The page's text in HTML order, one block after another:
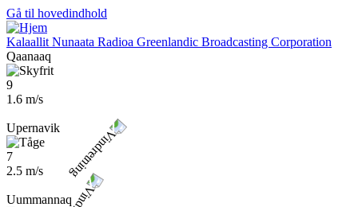
Gå til hovedindhold
Kalaallit Nunaata Radioa Greenlandic Broadcasting Corporation
Qaanaaq
9
1.6 m/s
Upernavik
7
2.5 m/s
Uummannaq